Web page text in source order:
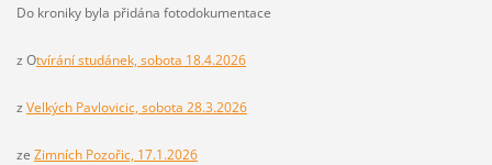
Do kroniky byla přidána fotodokumentace
z Otvírání studánek, sobota 18.4.2026
z Velkých Pavlovicic, sobota 28.3.2026
ze Zimních Pozořic, 17.1.2026